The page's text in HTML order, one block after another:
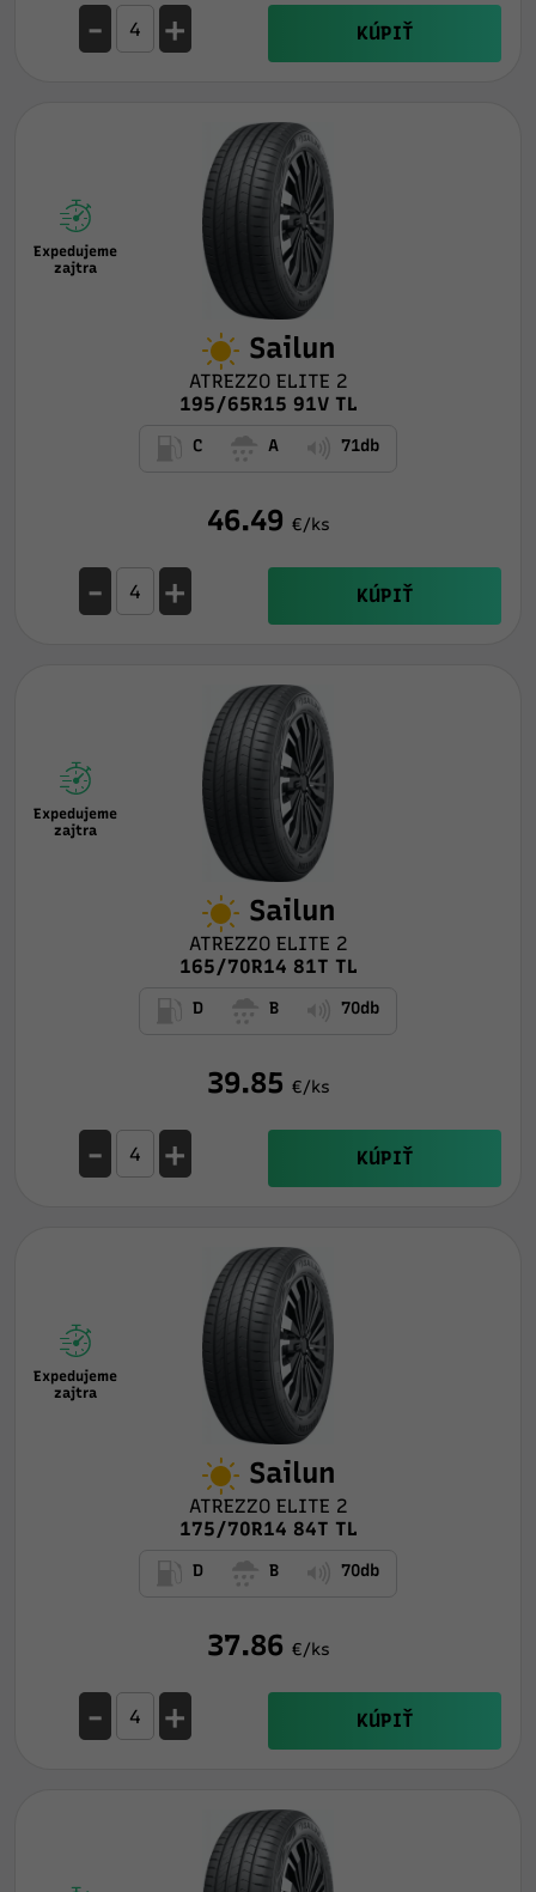
- + KÚPIŤ
Expedujeme
zajtra
Sailun
ATREZZO ELITE 2
195/65R15 91V TL
C A 71db
46.49 €/ks
- + KÚPIŤ
Expedujeme
zajtra
Sailun
ATREZZO ELITE 2
165/70R14 81T TL
D B 70db
39.85 €/ks
- + KÚPIŤ
Expedujeme
zajtra
Sailun
ATREZZO ELITE 2
175/70R14 84T TL
D B 70db
37.86 €/ks
- + KÚPIŤ